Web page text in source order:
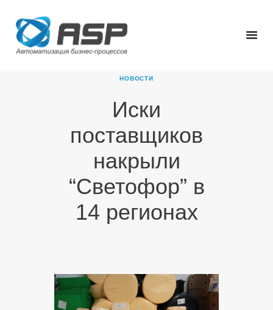
НОВОСТИ
Иски
поставщиков
накрыли
“Светофор” в
14 регионах
О КОМПАНИИ
НОВОСТИ
КАРЬЕРА
ПАРТНЕРЫ
КОНТАКТЫ